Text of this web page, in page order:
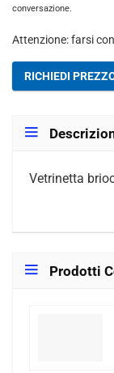
conversazione.
Attenzione: farsi
RICHIEDI
Vetrinetta
Prodotti